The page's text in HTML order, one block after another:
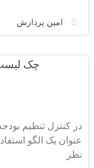
امین پردازش
چک لیست
در کنترل تنظیم
عنوان یک الگو
نظر